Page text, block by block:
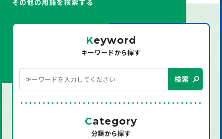
Keyword
キーワードから探す
検索
Category
分類から探す